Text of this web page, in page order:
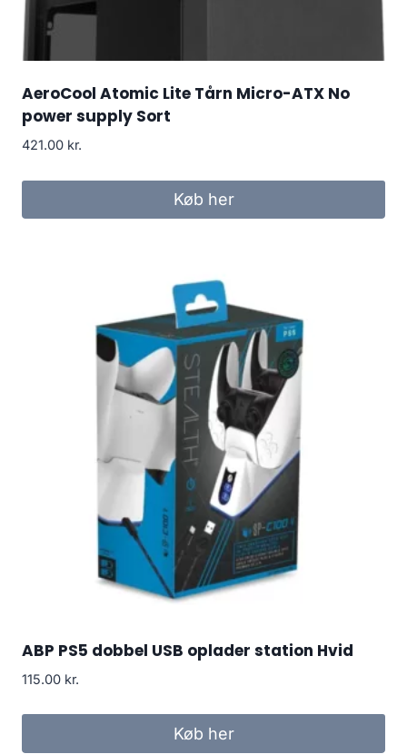
AeroCool Atomic Lite Tårn Micro-ATX No
power supply Sort
421.00 kr.
Køb her
ABP PS5 dobbel USB oplader station Hvid
115.00 kr.
Køb her